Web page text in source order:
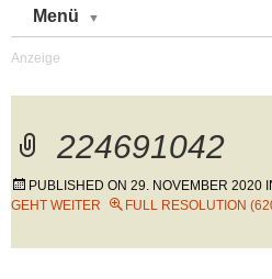
Menü
224691042
PUBLISHED ON 29. NOVEMBER 2020
GEHT WEITER
FULL RESOLUTION